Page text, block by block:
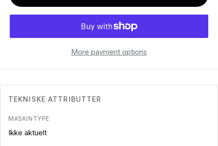
More payment options
TEKNISKE ATTRIBUTTER
MASKINTYPE
Ikke aktuelt